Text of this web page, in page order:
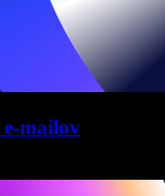
mailov